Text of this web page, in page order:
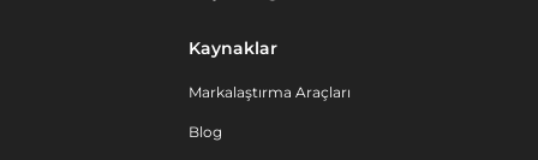
Kaynaklar
Markalaştırma Araçları
Blog